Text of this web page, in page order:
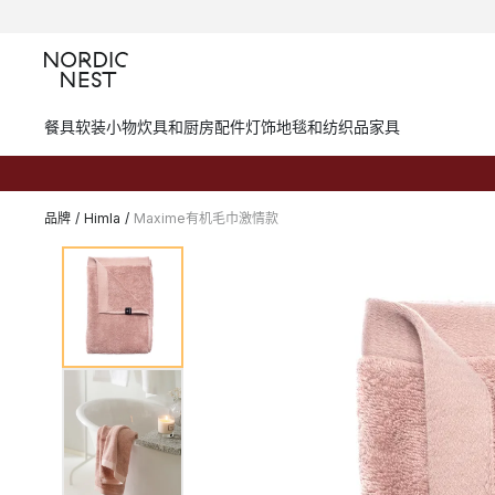
餐具软装小物炊具和厨房配件灯饰地毯和纺织品家具
品牌 / Himla / Maxime有机毛巾激情款